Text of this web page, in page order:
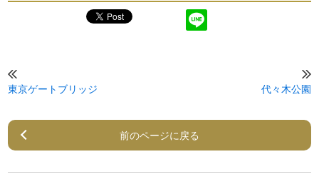
東京ゲートブリッジ 代々木公園
前のページに戻る